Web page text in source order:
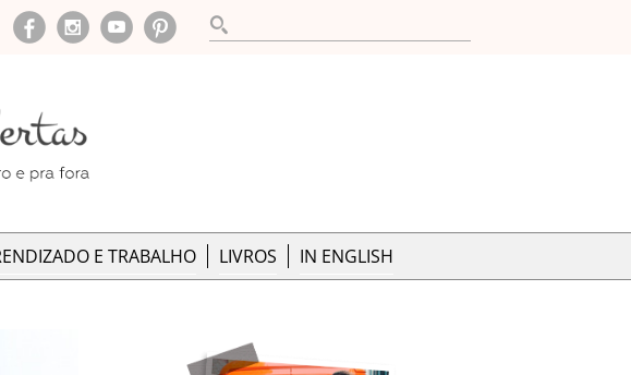
E TRABALHO LIVROS IN ENGLISH